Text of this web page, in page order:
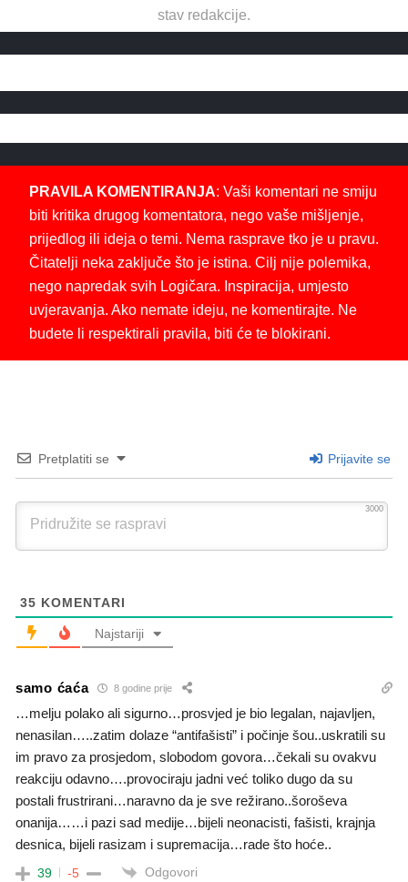
stav redakcije.
PRAVILA KOMENTIRANJA: Vaši komentari ne smiju
biti kritika drugog komentatora, nego vaše mišljenje,
prijedlog ili ideja o temi. Nema rasprave tko je u pravu.
Čitatelji neka zaključe što je istina. Cilj nije polemika,
nego napredak svih Logičara. Inspiracija, umjesto
uvjeravanja. Ako nemate ideju, ne komentirajte. Ne
budete li respektirali pravila, biti će te blokirani.
Pretplatiti se Prijavite se
3000
35 KOMENTARI
Najstariji
samo ćaća 8 godine prije
…melju polako ali sigurno…prosvjed je bio legalan, najavljen,
nenasilan…..zatim dolaze “antifašisti” i počinje šou..uskratili su
im pravo za prosjedom, slobodom govora…čekali su ovakvu
reakciju odavno….provociraju jadni već toliko dugo da su
postali frustrirani…naravno da je sve režirano..šoroševa
onanija……i pazi sad medije…bijeli neonacisti, fašisti, krajnja
desnica, bijeli rasizam i supremacija…rade što hoće..
39 -5 Odgovori